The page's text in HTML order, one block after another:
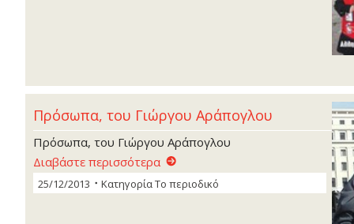
Πρόσωπα, του Γιώργου Αράπογλου
Πρόσωπα, του Γιώργου Αράπογλου
Διαβάστε περισσότερα
25/12/2013 ΚατηγορίαΤο περιοδικό